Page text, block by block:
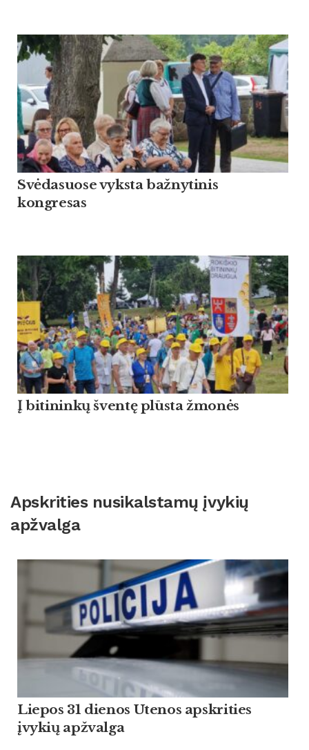
Svėdasuose vyksta bažnytinis
kongresas
Į bitininkų šventę plūsta žmonės
Apskrities nusikalstamų įvykių
apžvalga
Liepos 31 dienos Utenos apskrities
įvykių apžvalga